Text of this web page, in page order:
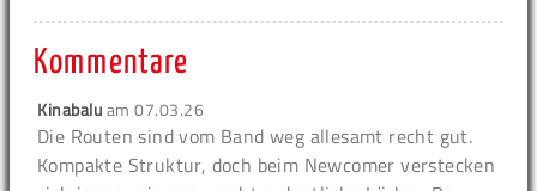
Kommentare
Kinabaluam07.03.26
Die Routen sind vom Band weg allesamt recht gut.
Kompakte Struktur, doch beim Newcomer verstecken